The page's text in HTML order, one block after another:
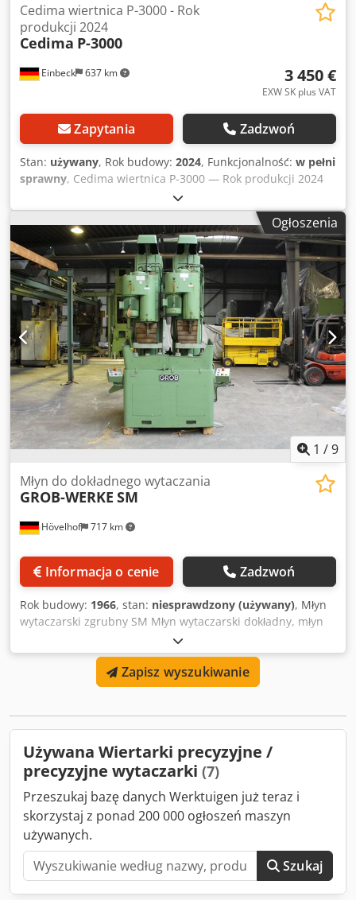
Einbeck 637 km
Cedima wiertnica P-3000 - Rok
produkcji 2024
Cedima P-3000
3 450 €
EXW SK plus VAT
Zapytania Zadzwoń
Stan: używany, Rok budowy: 2024, Funkcjonalność: w pełni
sprawny, Cedima wiertnica P-3000 — Rok produkcji 2024
Używana, z profesjonalnej floty wynajmowej Kurt König
Baumaschinen GmbH, Einbeck. Stan i informacje: - Stan:
używana z wynajmu, regularnie serwisowana -
Funkcjonalność: w pełni sprawna - Zdjęcia produktu
wkrótce — przy zainteresowaniu prosimy o kontakt w celu
otrzymania aktualnych zdjęć - Oględziny możliwe po
umówieniu w 37574 Einbeck Cena 3.450 EUR netto | EXW
Einbeck | Dostawa na zapytanie Crodpfxsy A E Npo Adyef
Ogłoszenia
1 /9
Hövelhof 717 km
Młyn do dokładnego wytaczania
GROB-WERKE SM
Informacja o cenie Zadzwoń
Rok budowy: 1966, stan: niesprawdzony (używany), Młyn
wytaczarski zgrubny SM Młyn wytaczarski dokładny, młyn
wytaczarski -WKG 385- W naszej ofercie znajduje się młyn
do wytaczania dokładnego firmy Grob. Dane techniczne:
Producent: Grob Typ: SM Rok produkcji: 1966 Gardziel
wrzeciona max.: 450mm Credpfx Adshg Nxxjyjf Min. liczba
wrzeciona: 750mm Pasza: hydrauliczna
Zapisz wyszukiwanie
Używana Wiertarki precyzyjne /
precyzyjne wytaczarki (7)
Przeszukaj bazę danych Werktuigen już teraz i
skorzystaj z ponad 200 000 ogłoszeń maszyn
używanych.
Szukaj